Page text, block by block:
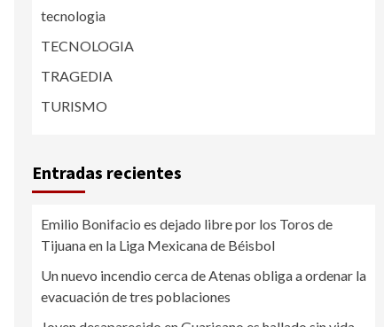
tecnologia
TECNOLOGIA
TRAGEDIA
TURISMO
Entradas recientes
Emilio Bonifacio es dejado libre por los Toros de
Tijuana en la Liga Mexicana de Béisbol
Un nuevo incendio cerca de Atenas obliga a ordenar la
evacuación de tres poblaciones